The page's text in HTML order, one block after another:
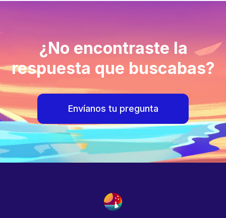
¿No encontraste la
respuesta que buscabas?
Envíanos tu pregunta